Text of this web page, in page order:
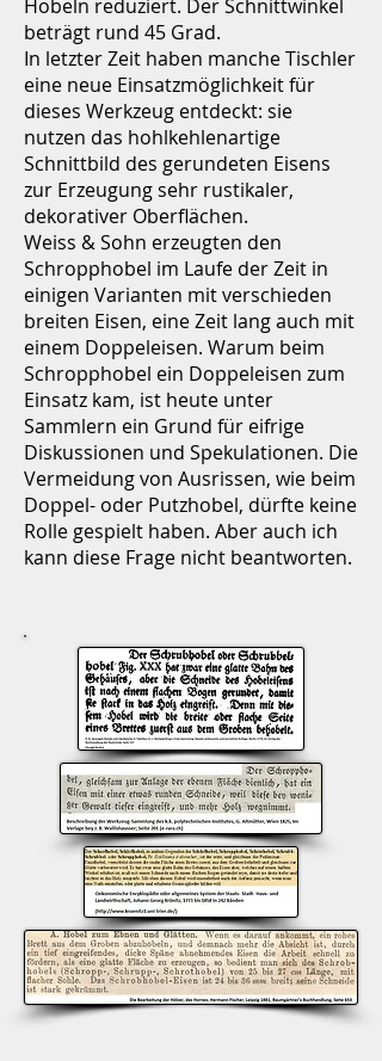
Hobeln reduziert. Der Schnittwinkel
beträgt rund 45 Grad.
In letzter Zeit haben manche Tischler
eine neue Einsatzmöglichkeit für
dieses Werkzeug entdeckt: sie
nutzen das hohlkehlenartige
Schnittbild des gerundeten Eisens
zur Erzeugung sehr rustikaler,
dekorativer Oberflächen.
Weiss & Sohn erzeugten den
Schropphobel im Laufe der Zeit in
einigen Varianten mit verschieden
breiten Eisen, eine Zeit lang auch mit
einem Doppeleisen. Warum beim
Schropphobel ein Doppeleisen zum
Einsatz kam, ist heute unter
Sammlern ein Grund für eifrige
Diskussionen und Spekulationen. Die
Vermeidung von Ausrissen, wie beim
Doppel- oder Putzhobel, dürfte keine
Rolle gespielt haben. Aber auch ich
kann diese Frage nicht beantworten.